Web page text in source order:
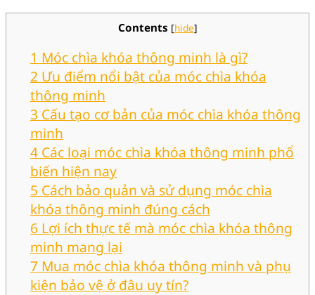
Contents [hide]
1 Móc chìa khóa thông minh là gì?
2 Ưu điểm nổi bật của móc chìa khóa
thông minh
3 Cấu tạo cơ bản của móc chìa khóa thông
minh
4 Các loại móc chìa khóa thông minh phổ
biến hiện nay
5 Cách bảo quản và sử dụng móc chìa
khóa thông minh đúng cách
6 Lợi ích thực tế mà móc chìa khóa thông
minh mang lại
7 Mua móc chìa khóa thông minh và phụ
kiện bảo vệ ở đâu uy tín?